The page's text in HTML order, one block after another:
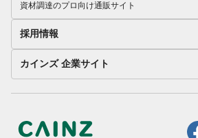
資材調達のプロ向け通販サイト
採用情報
カインズ 企業サイト